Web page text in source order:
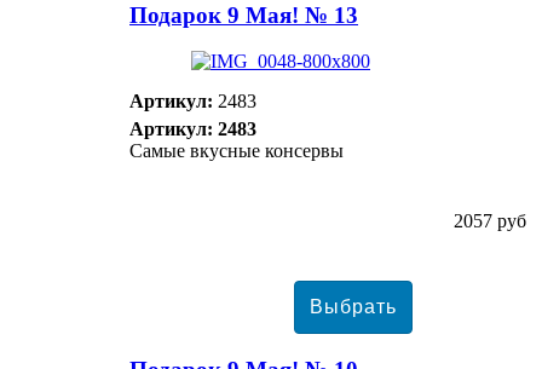
Подарок 9 Мая! № 13
Артикул: 2483
Артикул: 2483
Самые вкусные консервы
2057 руб